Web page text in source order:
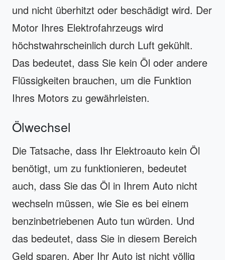
und nicht überhitzt oder beschädigt wird. Der
Motor Ihres Elektrofahrzeugs wird
höchstwahrscheinlich durch Luft gekühlt.
Das bedeutet, dass Sie kein Öl oder andere
Flüssigkeiten brauchen, um die Funktion
Ihres Motors zu gewährleisten.
Ölwechsel
Die Tatsache, dass Ihr Elektroauto kein Öl
benötigt, um zu funktionieren, bedeutet
auch, dass Sie das Öl in Ihrem Auto nicht
wechseln müssen, wie Sie es bei einem
benzinbetriebenen Auto tun würden. Und
das bedeutet, dass Sie in diesem Bereich
Geld sparen. Aber Ihr Auto ist nicht völlig